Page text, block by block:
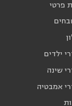
פרטי
ילדים
שינה
אמבטיה